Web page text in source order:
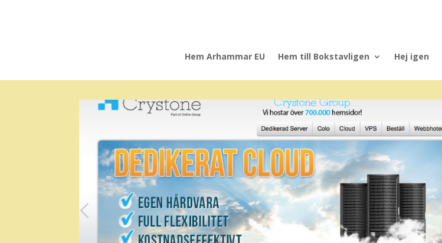
Hem Arhammar EU Hem till Bokstavligen Hej igen